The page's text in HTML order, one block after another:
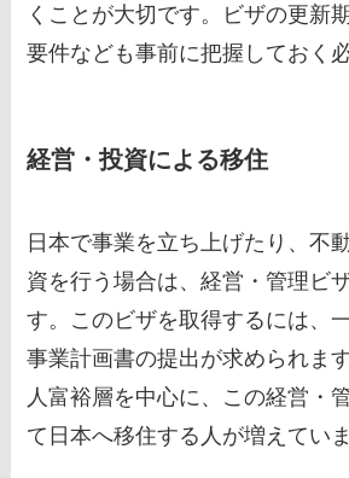
くことが大切です。ビザの更新
要件なども事前に把握しておく
経営・投資による移住
日本で事業を立ち上げたり、不
資を行う場合は、経営・管理ビ
す。このビザを取得するには、
事業計画書の提出が求められま
人富裕層を中心に、この経営・
て日本へ移住する人が増えていま